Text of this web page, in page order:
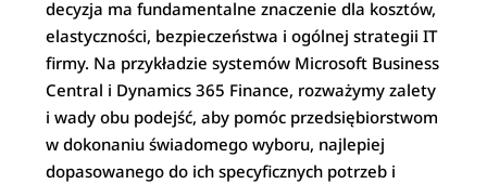
decyzja ma fundamentalne znaczenie dla kosztów,
elastyczności, bezpieczeństwa i ogólnej strategii IT
firmy. Na przykładzie systemów Microsoft Business
Central i Dynamics 365 Finance, rozważymy zalety
i wady obu podejść, aby pomóc przedsiębiorstwom
w dokonaniu świadomego wyboru, najlepiej
dopasowanego do ich specyficznych potrzeb i